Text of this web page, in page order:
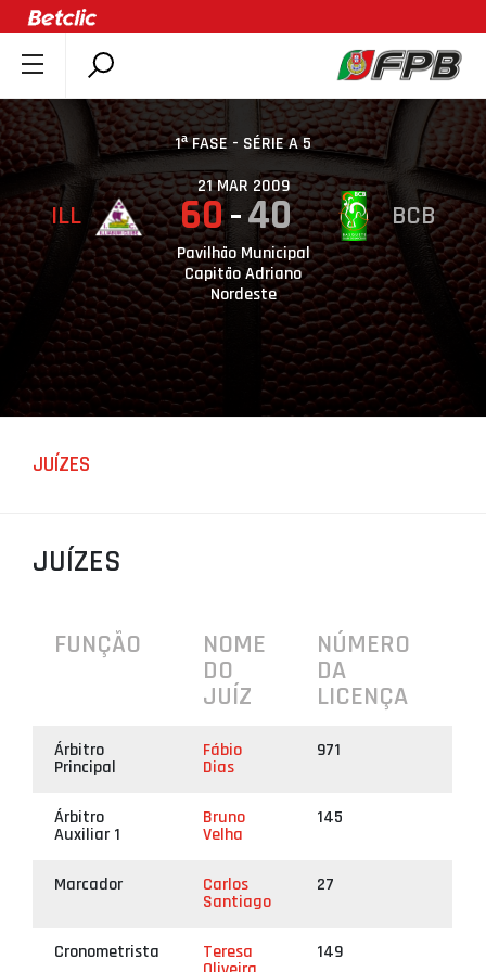
SOBRE A FPB
DOCUMENTOS
ÚLTIMAS
COMPETIÇÕES
ASSOCIAÇÕES
CLUBES
AGENTES
AGENDA
SELEÇÕES
ÁREA TÉCNICA
LIGA BETCLIC MASCULINA
1ª FASE - SÉRIE A 5
21 MAR 2009
ILL 60 40 BCB
Pavilhão Municipal
Capitão Adriano
Nordeste
JUÍZES
JUÍZES
FUNÇÃO
NOME
DO
JUÍZ
NÚMERO
DA
LICENÇA
Árbitro
Principal
Fábio
Dias
971
Árbitro
Auxiliar 1
Bruno
Velha
145
Marcador Carlos
Santiago
27
Cronometrista Teresa 149